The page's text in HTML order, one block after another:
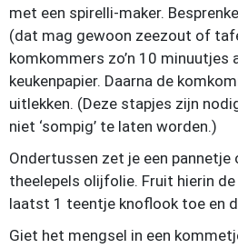
met een spirelli-maker.
(dat mag gewoon zeezout of
komkommers zo’n 10 minuutjes
keukenpapier. Daarna de
uitlekken. (Deze stapjes zijn
niet ‘sompig’ te laten worden.)
Ondertussen zet je een pannetje
theelepels olijfolie. Fruit hierin
laatst 1 teentje knoflook toe en
Giet het mengsel in een